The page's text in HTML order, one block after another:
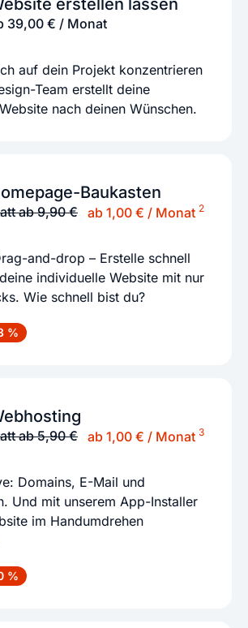
erstellen lassen
39,00 € / Monat
auf dein Projekt konzentrieren
Team erstellt deine
nach deinen Wünschen.
Baukasten
ab 9,90 € ab 1,00 € / Monat 2
and-drop – Erstelle schnell
individuelle Website mit nur
Wie schnell bist du?
%
ab 5,90 € ab 1,00 € / Monat 3
Domains, E-Mail und
Und mit unserem App-Installer
im Handumdrehen
%